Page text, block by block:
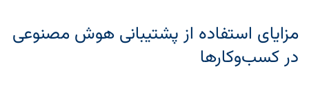
مزایای استفاده از پشتیبانی هوش مصنوعی
در کسب‌وکارها